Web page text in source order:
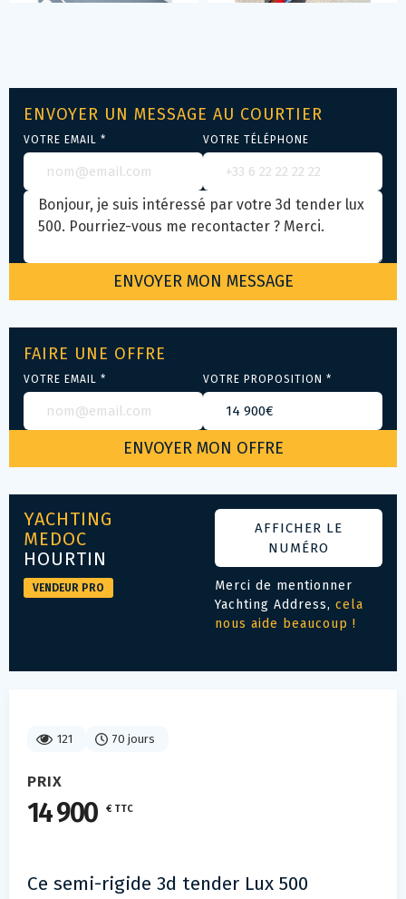
121 70 jours
PRIX
14 900 € TTC
Ce semi-rigide 3d tender Lux 500
ENVOYER UN MESSAGE AU COURTIER
VOTRE EMAIL * VOTRE TÉLÉPHONE
FAIRE UNE OFFRE
VOTRE EMAIL * VOTRE PROPOSITION *
YACHTING
MEDOC
HOURTIN
VENDEUR PRO
AFFICHER LE
NUMÉRO
Merci de mentionner
Yachting Address, cela
nous aide beaucoup !